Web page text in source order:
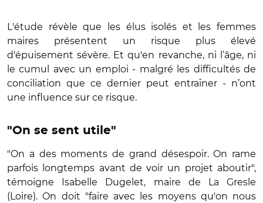
L'étude révèle que les élus isolés et les femmes
maires présentent un risque plus élevé
d'épuisement sévère. Et qu'en revanche, ni l’âge, ni
le cumul avec un emploi - malgré les difficultés de
conciliation que ce dernier peut entraîner - n’ont
une influence sur ce risque.
"On se sent utile"
"On a des moments de grand désespoir. On rame
parfois longtemps avant de voir un projet aboutir",
témoigne Isabelle Dugelet, maire de La Gresle
(Loire). On doit "faire avec les moyens qu'on nous